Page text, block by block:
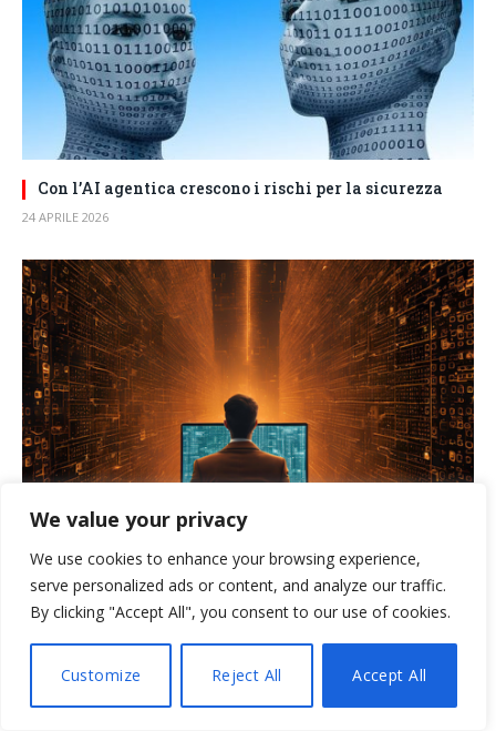
We value your privacy
We use cookies to enhance your browsing experience,
serve personalized ads or content, and analyze our traffic.
By clicking "Accept All", you consent to our use of cookies.
Customize Reject All Accept All
Con l’AI agentica crescono i rischi per la sicurezza
24 APRILE 2026
vettori di attacco nel 2025
23 APRILE 2026